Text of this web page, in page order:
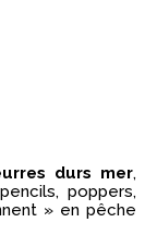
durs mer,
poppers,
» en pêche